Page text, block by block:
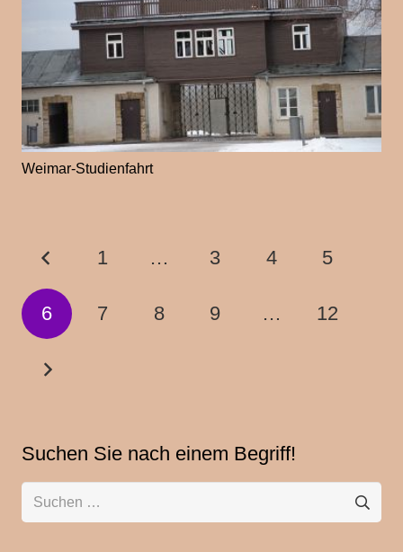
Weimar-Studienfahrt
1 … 3 4 5
6 7 8 9 … 12
Suchen Sie nach einem Begriff!
Suchen
nach: